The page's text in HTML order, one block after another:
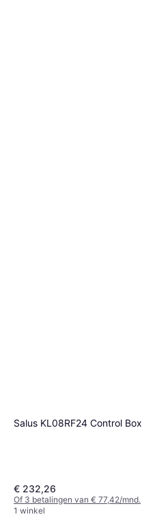
Salus KL08RF24 Control Box
€ 232,26
Of 3 betalingen van € 77,42/mnd.
1 winkel